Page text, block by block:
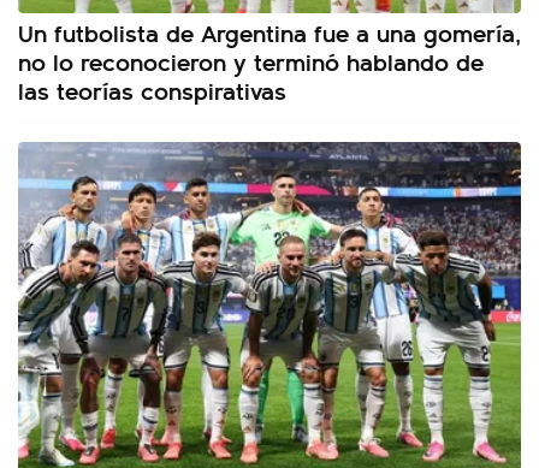
Un futbolista de Argentina fue a una gomería,
no lo reconocieron y terminó hablando de
las teorías conspirativas